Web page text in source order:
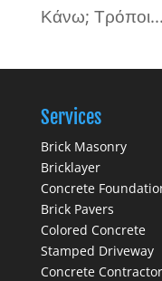
Κάνω; Τρόποι...
Services
Brick Masonry
Bricklayer
Concrete
Brick Pavers
Colored Concrete
Stamped Driveway
Concrete Contractor